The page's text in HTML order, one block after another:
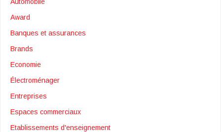
Award
Banques et assurances
Brands
Economie
Électroménager
Entreprises
Espaces commerciaux
Etablissements d'enseignement